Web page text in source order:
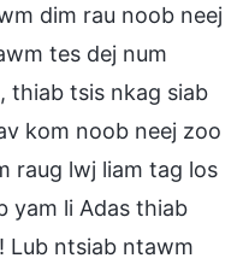
dim rau noob neej
tes dej num
thiab tsis nkag siab
kom noob neej zoo
raug lwj liam tag los
yam li Adas thiab
Lub ntsiab ntawm